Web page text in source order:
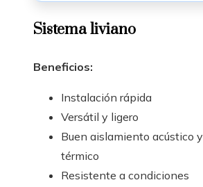
Sistema liviano
Beneficios:
Instalación rápida
Versátil y ligero
Buen aislamiento acústico y
térmico
Resistente a condiciones